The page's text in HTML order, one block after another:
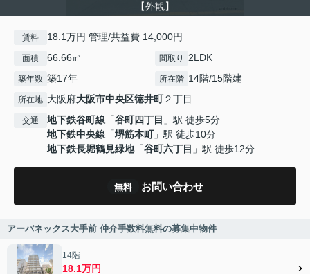
【外観】
賃料 18.1万円 管理/共益費 14,000円
面積 66.66㎡ 間取り 2LDK
築年数 築17年 所在階 14階/15階建
所在地 大阪府大阪市中央区徳井町２丁目
交通 地下鉄谷町線 「谷町四丁目 」駅 徒歩5分
地下鉄中央線 「堺筋本町」駅 徒歩10分
地下鉄長堀鶴見緑地「谷町六丁目 」駅 徒歩12分
無料 お問い合わせ
アーバネックス大手前 仲介手数料無料の募集中物件
14階
18.1万円